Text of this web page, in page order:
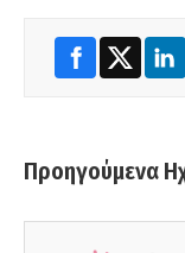
Προηγούμενα